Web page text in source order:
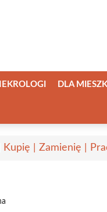
DLA
Kupię | Zamienię |